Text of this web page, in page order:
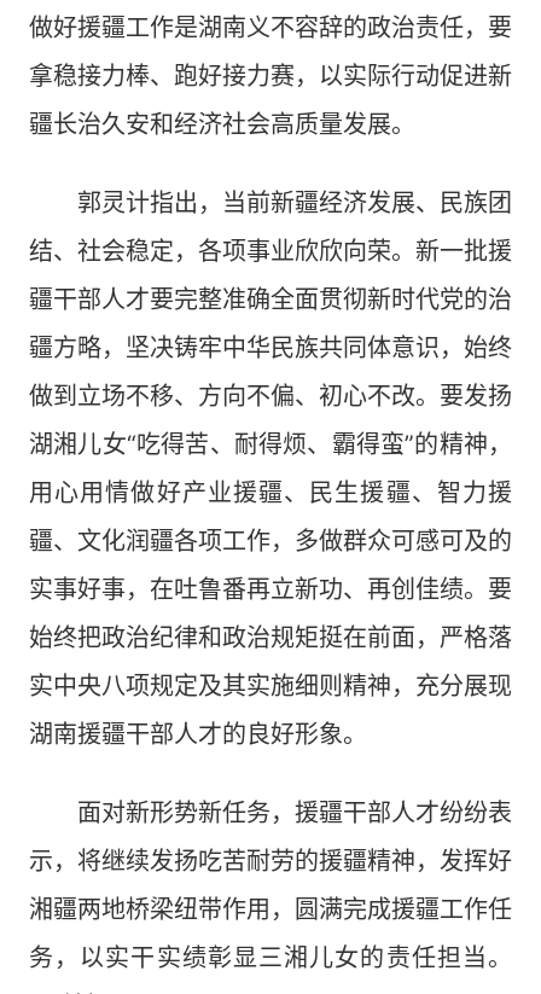
做好援疆工作是湖南义不容辞的政治责任，要
拿稳接力棒、跑好接力赛，以实际行动促进新
疆长治久安和经济社会高质量发展。
郭灵计指出，当前新疆经济发展、民族团
结、社会稳定，各项事业欣欣向荣。新一批援
疆干部人才要完整准确全面贯彻新时代党的治
疆方略，坚决铸牢中华民族共同体意识，始终
做到立场不移、方向不偏、初心不改。要发扬
湖湘儿女“吃得苦、耐得烦、霸得蛮”的精神，
用心用情做好产业援疆、民生援疆、智力援
疆、文化润疆各项工作，多做群众可感可及的
实事好事，在吐鲁番再立新功、再创佳绩。要
始终把政治纪律和政治规矩挺在前面，严格落
实中央八项规定及其实施细则精神，充分展现
湖南援疆干部人才的良好形象。
面对新形势新任务，援疆干部人才纷纷表
示，将继续发扬吃苦耐劳的援疆精神，发挥好
湘疆两地桥梁纽带作用，圆满完成援疆工作任
务，以实干实绩彰显三湘儿女的责任担当。